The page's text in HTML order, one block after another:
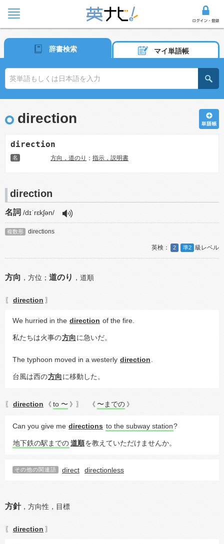
辞書検索 マイ単語帳
direction
direction
名 方向，道のり ； 指示，説明書
direction
名詞 /dɪˈrɛkʃən/
複数形 directions
2 準2
方向 ， 方位； 道のり ， 道順
〖 direction 〗
We hurried in the direction of the fire.
私たちは火事の方向に急いだ。
The typhoon moved in a westerly direction
台風は西の方向に移動した。
〖 direction 《 to 〜 》〗 《 〜までの 》
Can you give me directions to the subway station?
地下鉄の駅までの道順を教えていただけませんか。
その他の関連語 direct directionless
方針， 方向性， 目標
〖 direction 〗